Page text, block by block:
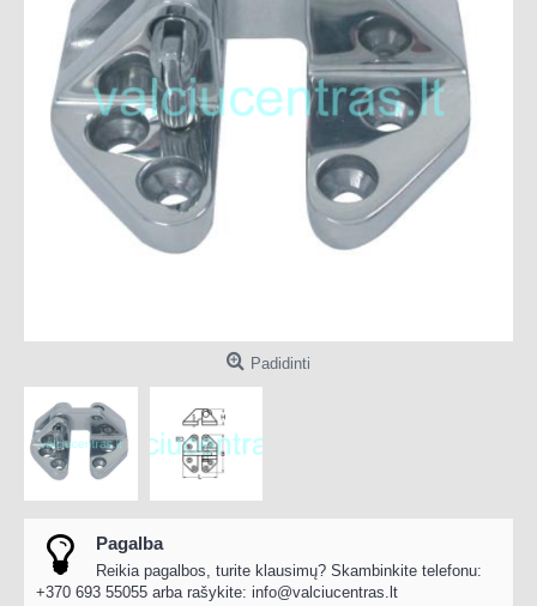
Padidinti
Pagalba
Reikia pagalbos, turite klausimų? Skambinkite telefonu:
+370 693 55055 arba rašykite: info@valciucentras.lt